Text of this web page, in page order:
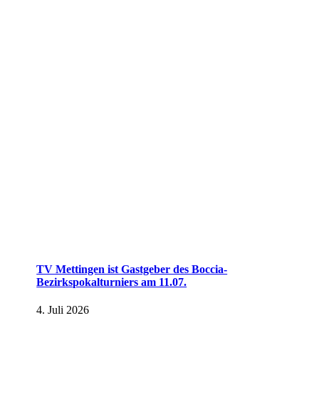
TV Mettingen ist Gastgeber des Boccia-
Bezirkspokalturniers am 11.07.
4. Juli 2026